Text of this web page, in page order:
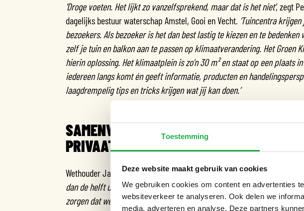
Toestemming
Deze website maakt gebruik van cookies
We gebruiken cookies om content en advertenties
websiteverkeer te analyseren. Ook delen we
media, adverteren en analyse. Deze partners
‘Droge voeten. Het lijkt zo vanzelfsprekend, maar dat is het niet’, zegt
dagelijks bestuur waterschap Amstel, Gooi en Vecht. ‘Tuincentra
bezoekers. Als bezoeker is het dan best lastig te kiezen en te bedenken
zelf je tuin en balkon aan te passen op klimaatverandering. Het Groen
hierin oplossing. Het klimaatplein is zo’n 30 m² en staat op een plaats
iedereen langs komt én geeft informatie, producten en
laagdrempelig tips en tricks krijgen wat jij kan doen.’
SAMENWERKING TUSSEN OPENBARE
PRIVAAT TERREIN
Wethouder Jakob Wedemeijer (Openbare Ruimte en Groen): ‘Amsterdam
dan de helft uit privaat terrein en we hebben dus iedereen in de stad
zorgen dat we de stad zo inrichten dat we regenbuien en periodes van